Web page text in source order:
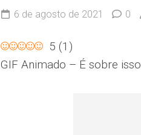
6 de agosto de 2021 0
5 (1 )
GIF Animado – É sobre isso